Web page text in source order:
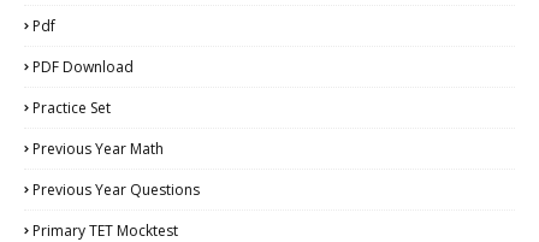
Pdf
PDF Download
Practice Set
Previous Year Math
Previous Year Questions
Primary TET Mocktest